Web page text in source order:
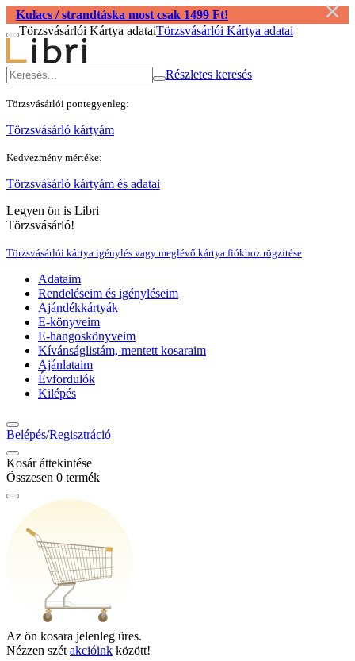
Kulacs / strandtáska most csak 1499 Ft!
Törzsvásárlói Kártya adataiTörzsvásárlói Kártya adatai
Részletes keresés
Törzsvásárlói pontegyenleg:
Törzsvásárló kártyám
Kedvezmény mértéke:
Törzsvásárló kártyám és adatai
Legyen ön is Libri
Törzsvásárló!
Törzsvásárlói kártya igénylés vagy meglévő kártya fiókhoz rögzítése
Adataim
Rendeléseim és igényléseim
Ajándékkártyák
E-könyveim
E-hangoskönyveim
Kívánságlistám, mentett kosaraim
Ajánlataim
Évfordulók
Kilépés
Belépés/Regisztráció
Kosár áttekintése
Összesen 0 termék
Az ön kosara jelenleg üres.
Nézzen szét akcióink között!
×